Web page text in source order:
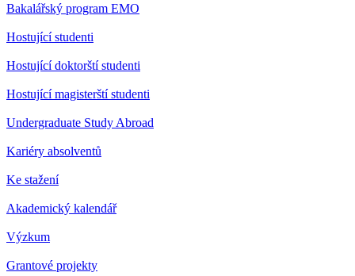
Bakalářský program EMO
Hostující studenti
Hostující doktorští studenti
Hostující magisterští studenti
Undergraduate Study Abroad
Kariéry absolventů
Ke stažení
Akademický kalendář
Výzkum
Grantové projekty